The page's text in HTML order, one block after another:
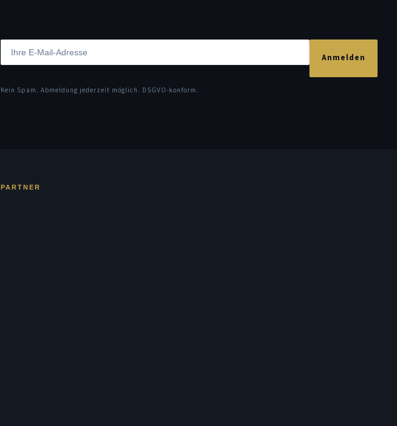
Anmelden
Kein Spam. Abmeldung jederzeit möglich. DSGVO-konform.
PARTNER